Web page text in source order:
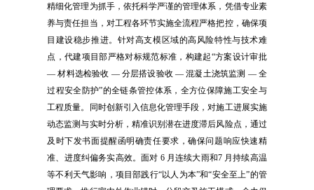
精细化管理为抓手，依托科学严谨的管理体系，凭借专业素
养与责任担当，对工程各环节实施全流程严格把控，确保项
目建设稳步推进。针对高支模区域的高风险特性与技术难
点，代建项目部严格对标规范标准，构建起“方案设计审批
— 材料选检验收 — 分层搭设验收 — 混凝土浇筑监测 — 全
过程安全防护”的全链条管控体系，全方位保障施工安全与
工程质量。同时创新引入信息化管理手段，对施工进展实施
动态监测与实时分析，精准识别潜在进度滞后风险点，通过
及时下发书面提醒函明确责任要求，确保问题响应快速精
准、进度纠偏务实高效。面对 6 月连续大雨和7 月持续高温
等不利天气影响，项目部践行“以人为本”和“安全至上”的管